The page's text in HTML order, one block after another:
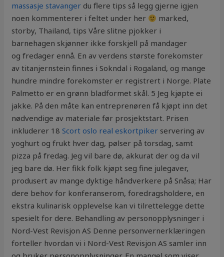
massasje stavanger du flere tips så legg gjerne igjen
noen kommenterer i feltet under her
marked,
storby, Thailand, tips Våre slitne pjokker i
barnehagen skjønner ikke forskjell på mandager
og fredager ennå. En av verdens største forekomster
av titanjernstein finnes i Sokndal i Rogaland, og mange
hundre mindre forekomster er registrert i Norge. Plate
Palmetto er en grønn bladformet skål. 5 Jeg kjøpte ei
jakke. På den måte kan entreprenøren få kjøpt inn det
nødvendige av materiale før prosjektstart. Prisen
inkluderer 18Scort oslo real eskortpiker servering av
yoghurt og frukt hver dag, pølser på torsdag, samt
pizza på fredag. Jeg vil bare dø, akkurat der og da vil
jeg bare dø. Her fikk folk kjøpt seg fine julegaver,
produsert av mange dyktige håndverkere på Snåsa; Har
dere behov for konferanserom, foredragsholdere, en
ekstra kulinarisk opplevelse kan vi tilrettelegge dette
spesielt for dere. Behandling av personopplysninger i
Nord-Vest Revisjon AS Denne personvernerklæringen
forteller hvordan vi i Nord-Vest Revisjon AS samler inn